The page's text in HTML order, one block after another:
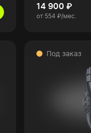
14 900 ₽
от 554 ₽/мес.
Под заказ